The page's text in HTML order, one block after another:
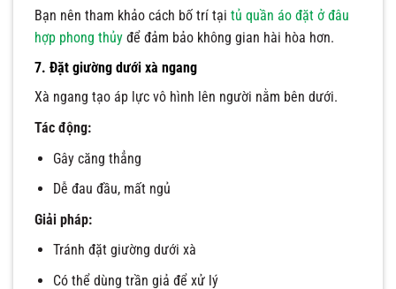
Bạn nên tham khảo cách bố trí tại tủ quần áo đặt ở đâu
hợp phong thủy để đảm bảo không gian hài hòa hơn.
7. Đặt giường dưới xà ngang
Xà ngang tạo áp lực vô hình lên người nằm bên dưới.
Tác động:
Gây căng thẳng
Dễ đau đầu, mất ngủ
Giải pháp:
Tránh đặt giường dưới xà
Có thể dùng trần giả để xử lý